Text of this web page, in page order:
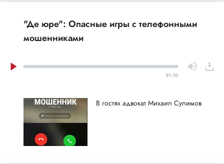
"Де юре": Опасные игры с телефонными
мошенниками
51:10
В гостях адвокат Михаил Сулимов